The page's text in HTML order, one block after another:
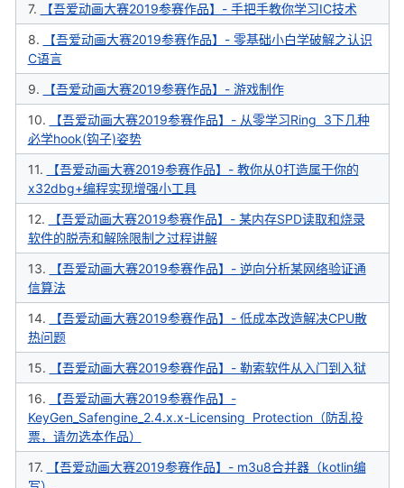
jie.
7.
【吾爱动画大赛2019参赛作品】- 手把手教你学习IC技术
8.
【吾爱动画大赛2019参赛作品】- 零基础小白学破解之认识
C语言
9.
【吾爱动画大赛2019参赛作品】- 游戏制作
10.
【吾爱动画大赛2019参赛作品】- 从零学习Ring 3下几种
必学hook(钩子)姿势
11.
【吾爱动画大赛2019参赛作品】- 教你从0打造属于你的
x32dbg+编程实现增强小工具
12.
【吾爱动画大赛2019参赛作品】- 某内存SPD读取和烧录
软件的脱壳和解除限制之过程讲解
13.
【吾爱动画大赛2019参赛作品】- 逆向分析某网络验证通
信算法
14.
【吾爱动画大赛2019参赛作品】- 低成本改造解决CPU散
热问题
15.
【吾爱动画大赛2019参赛作品】- 勒索软件从入门到入狱
16.
【吾爱动画大赛2019参赛作品】-
KeyGen_Safengine_2.4.x.x-Licensing Protection（防乱投
票，请勿选本作品）
17.
【吾爱动画大赛2019参赛作品】- m3u8合并器（kotlin编